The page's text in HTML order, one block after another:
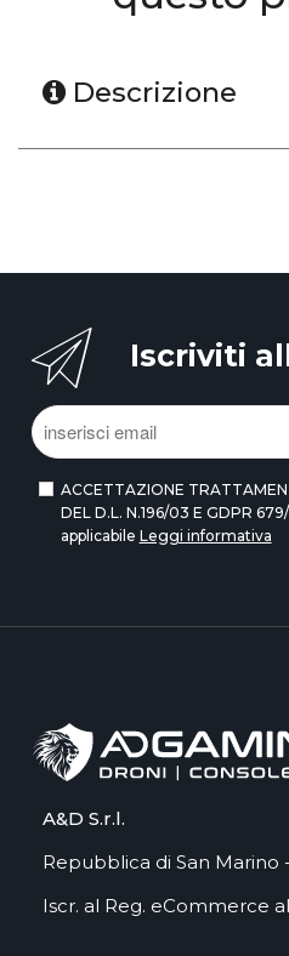
Descrizione
Iscriviti
ACCETTAZIONE
DEL D.L. N.196/03 E GDPR
applicabile Leggi informativa
A&D S.r.l.
Repubblica di San Marino
Iscr. al Reg. eCommerce